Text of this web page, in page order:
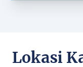
Lokasi